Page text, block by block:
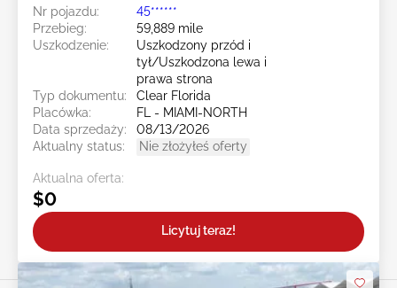
Nr pojazdu:
45******
Przebieg:
59,889 mile
Uszkodzenie:
Uszkodzony przód i
tył/Uszkodzona lewa i
prawa strona
Typ dokumentu:
Clear Florida
Placówka:
FL - MIAMI-NORTH
Data sprzedaży:
08/13/2026
Aktualny status:
Nie złożyłeś oferty
Aktualna oferta:
$0
Licytuj teraz!